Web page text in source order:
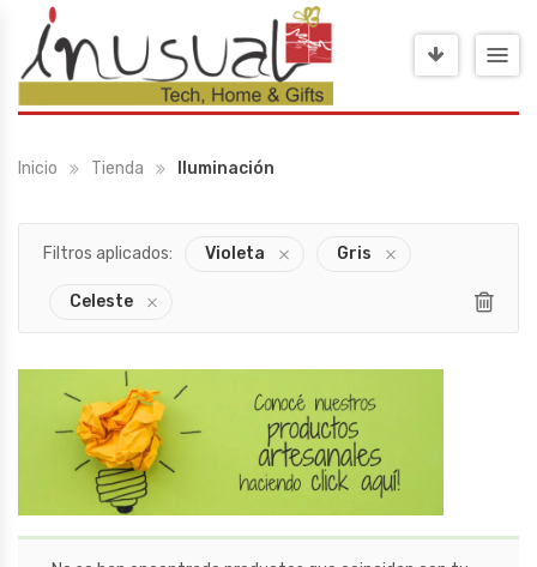
Inicio Tienda Iluminación
Filtros aplicados: Violeta Gris
Celeste